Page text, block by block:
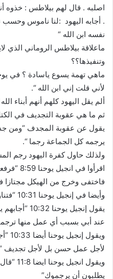
اصلبه . قال لهم بيلاطس : خذوه
. أجابه اليهود :لنا ناموس
نفسه ابن الله “
ماعلاقة بيلاطس الروماني الذي
وتنفيذها؟؟
لأني قلت إني ابن الله “.
ألم يقل اليهود كلهم أنهم أبناء
يقول عن عقوبة المجدف “ومن
يرجمه كل الجماعة رجما “.
ولذلك حاول كفرة اليهود رجم
اقرأوا
فاختفى وخرج من الهيكل
وأيضا في إنجيل يوحنا 10:31 “فتناول اليهود أيضا حجارة ليرجموه”
يقول إنجيل
عند أبي بسبب أي عمل منها
لأجل عمل حسن بل لأجل تجديف
ويقول
يطلبون أن يرجموك”